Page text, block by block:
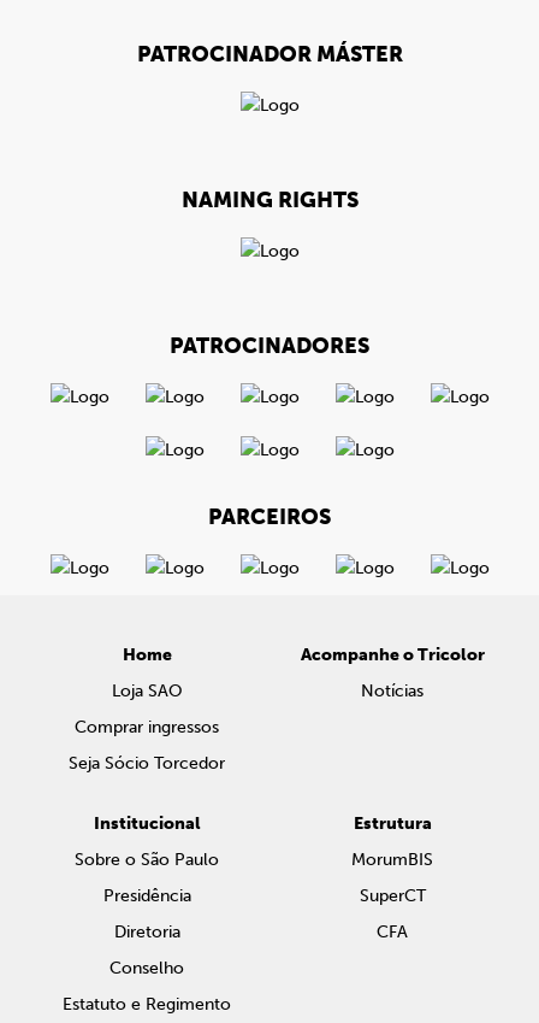
PATROCINADOR MÁSTER
NAMING RIGHTS
PATROCINADORES
PARCEIROS
Home
Loja SAO
Comprar ingressos
Seja Sócio Torcedor
Acompanhe o Tricolor
Notícias
Institucional
Sobre o São Paulo
Presidência
Diretoria
Conselho
Estatuto e Regimento
Estrutura
MorumBIS
SuperCT
CFA